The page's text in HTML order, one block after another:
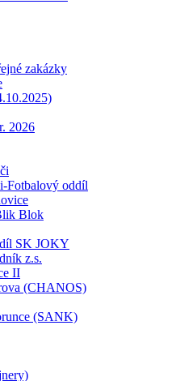
zakázky
2026
Fotbalový oddíl
Blok
SK JOKY
z.s.
II
(CHANOS)
(SANK)